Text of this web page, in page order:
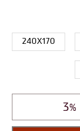
240X170